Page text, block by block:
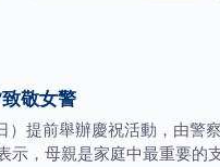
敬女警
）提前舉辦慶祝活動，由
示，母親是家庭中最重要